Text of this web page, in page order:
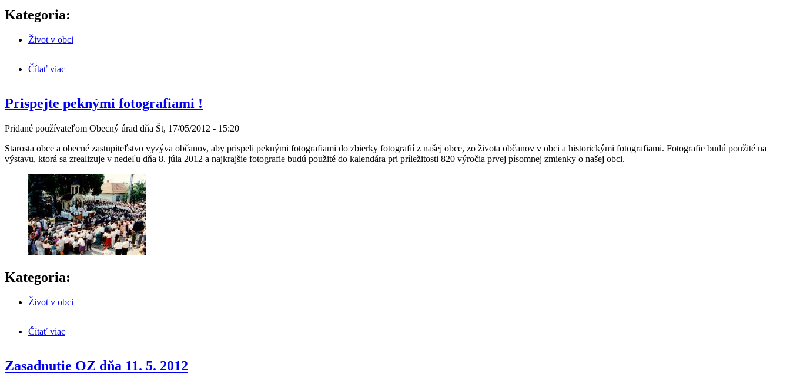
Kategoria:
Život v obci
Čítať viac
Prispejte peknými fotografiami !
Pridané používateľom Obecný úrad dňa Št, 17/05/2012 - 15:20
Starosta obce a obecné zastupiteľstvo vyzýva občanov, aby prispeli peknými fotografiami do zbierky fotografií z našej obce, zo života občanov v obci a historickými fotografiami. Fotografie budú použité na
výstavu, ktorá sa zrealizuje v nedeľu dňa 8. júla 2012 a najkrajšie fotografie budú použité do kalendára pri príležitosti 820 výročia prvej písomnej zmienky o našej obci.
Kategoria:
Život v obci
Čítať viac
Zasadnutie OZ dňa 11. 5. 2012